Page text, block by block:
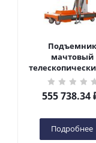
Подъемник
мачтовый
кг 6 м TOR
DC 2-
(автономный)
555 738.34
Подробнее